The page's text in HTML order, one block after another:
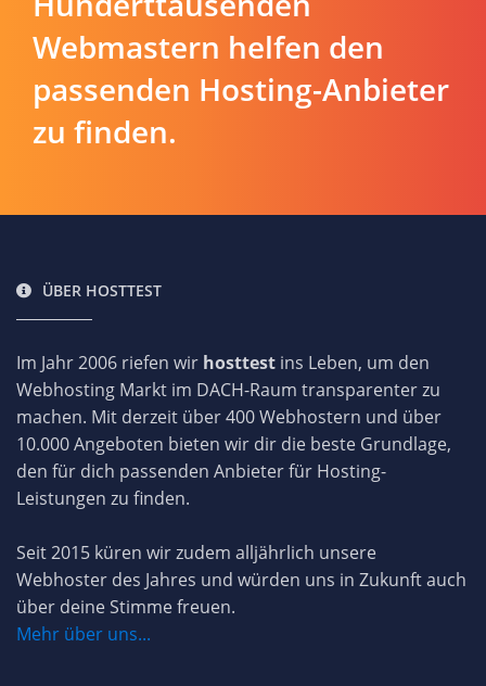
Webmastern helfen den
passenden Hosting-Anbieter
zu finden.
ÜBER HOSTTEST
Im Jahr 2006 riefen wir hosttest ins Leben, um den
Webhosting Markt im DACH-Raum transparenter zu
machen. Mit derzeit über 400 Webhostern und über
10.000 Angeboten bieten wir dir die beste Grundlage,
den für dich passenden Anbieter für Hosting-
Leistungen zu finden.
Seit 2015 küren wir zudem alljährlich unsere
Webhoster des Jahres und würden uns in Zukunft auch
über deine Stimme freuen.
Mehr über uns...